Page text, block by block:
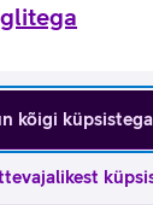
kõigi küpsistega